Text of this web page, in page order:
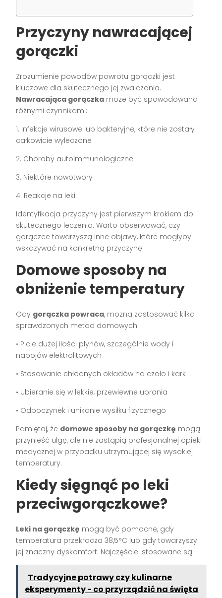
Przyczyny nawracającej
gorączki
Zrozumienie powodów powrotu gorączki jest
kluczowe dla skutecznego jej zwalczania.
Nawracająca gorączka może być spowodowana
różnymi czynnikami:
1. Infekcje wirusowe lub bakteryjne, które nie zostały
całkowicie wyleczone
2. Choroby autoimmunologiczne
3. Niektóre nowotwory
4. Reakcje na leki
Identyfikacja przyczyny jest pierwszym krokiem do
skutecznego leczenia. Warto obserwować, czy
gorączce towarzyszą inne objawy, które mogłyby
wskazywać na konkretną przyczynę.
Domowe sposoby na
obniżenie temperatury
Gdy gorączka powraca, można zastosować kilka
sprawdzonych metod domowych:
• Picie dużej ilości płynów, szczególnie wody i
napojów elektrolitowych
• Stosowanie chłodnych okładów na czoło i kark
• Ubieranie się w lekkie, przewiewne ubrania
• Odpoczynek i unikanie wysiłku fizycznego
Pamiętaj, że domowe sposoby na gorączkę mogą
przynieść ulgę, ale nie zastąpią profesjonalnej opieki
medycznej w przypadku utrzymującej się wysokiej
temperatury.
Kiedy sięgnąć po leki
przeciwgorączkowe?
Leki na gorączkę mogą być pomocne, gdy
temperatura przekracza 38,5°C lub gdy towarzyszy
jej znaczny dyskomfort. Najczęściej stosowane są:
Tradycyjne potrawy czy kulinarne
eksperymenty - co przyrządzić na święta